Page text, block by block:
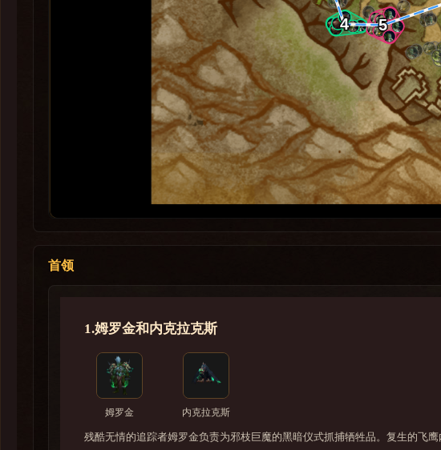
首领
1.姆罗金和内克拉克斯
姆罗金 内克拉克斯
残酷无情的追踪者姆罗金负责为邪枝巨魔的黑暗仪式抓捕牺牲品。复生的飞